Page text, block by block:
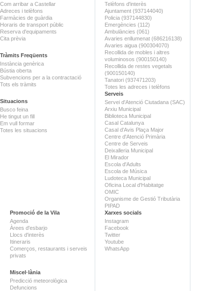
Com arribar a Castellar
Adreces i telèfons
Farmàcies de guàrdia
Horaris de transport públic
Reserva d'equipaments
Cita prèvia
Tràmits Freqüents
Instància genèrica
Bústia oberta
Subvencions per a la contractació
Tots els tràmits
Situacions
Busco feina
He tingut un fill
Em vull formar
Totes les situacions
Telèfons d'interès
Ajuntament (937144040)
Policia (937144830)
Emergències (112)
Ambulàncies (061)
Avaries enllumenat (686216138)
Avaries aigua (900304070)
Recollida de mobles i altres
voluminosos (900150140)
Recollida de restes vegetals
(900150140)
Tanatori (937471203)
Totes les adreces i telèfons
Serveis
Servei d'Atenció Ciutadana (SAC)
Arxiu Municipal
Biblioteca Municipal
Casal Catalunya
Casal d'Avis Plaça Major
Centre d'Atenció Primària
Centre de Serveis
Deixalleria Municipal
El Mirador
Escola d'Adults
Escola de Música
Ludoteca Municipal
Oficina Local d'Habitatge
OMIC
Organisme de Gestió Tributària
PIPAD
Promoció de la Vila
Agenda
Àrees d'esbarjo
Llocs d'interès
Itineraris
Comerços, restaurants i serveis
privats
Miscel·lània
Predicció meteorològica
Defuncions
Xarxes socials
Instagram
Facebook
Twitter
Youtube
WhatsApp